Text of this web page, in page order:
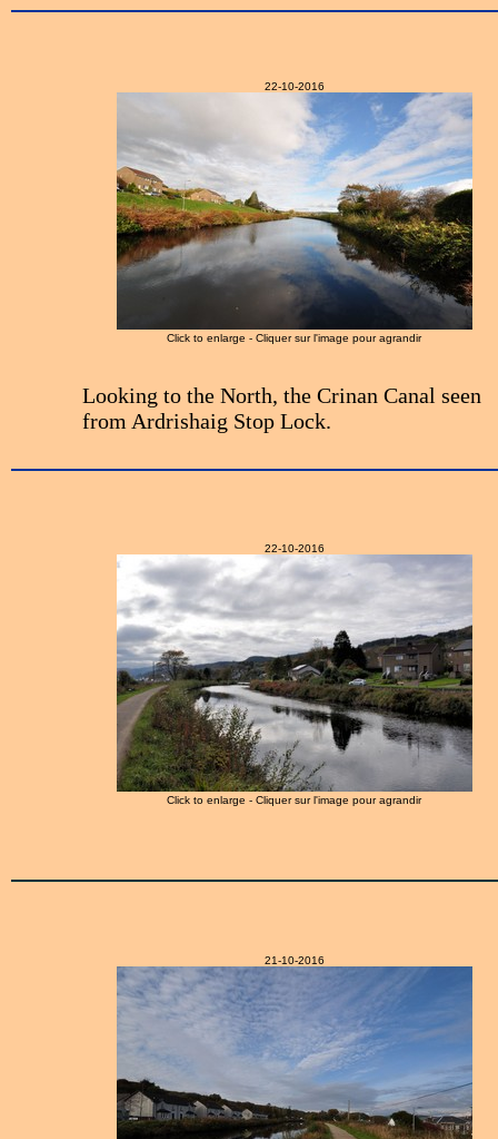
22-10-2016
Click to enlarge - Cliquer sur l'image pour agrandir
Looking to the North, the Crinan Canal seen
from Ardrishaig Stop Lock.
22-10-2016
Click to enlarge - Cliquer sur l'image pour agrandir
21-10-2016